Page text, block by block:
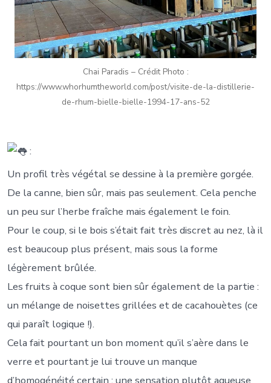
Chai Paradis – Crédit Photo :
https://www.whorhumtheworld.com/post/visite-de-la-distillerie-
de-rhum-bielle-bielle-1994-17-ans-52
:
Un profil très végétal se dessine à la première gorgée.
De la canne, bien sûr, mais pas seulement. Cela penche
un peu sur l’herbe fraîche mais également le foin.
Pour le coup, si le bois s’était fait très discret au nez, là il
est beaucoup plus présent, mais sous la forme
légèrement brûlée.
Les fruits à coque sont bien sûr également de la partie :
un mélange de noisettes grillées et de cacahouètes (ce
qui paraît logique !).
Cela fait pourtant un bon moment qu’il s’aère dans le
verre et pourtant je lui trouve un manque